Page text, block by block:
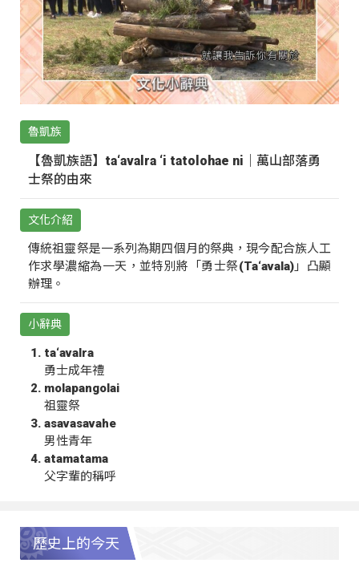
魯凱族
【魯凱族語】ta‘avalra ‘i tatolohae ni｜萬山部落勇
士祭的由來
文化介紹
傳統祖靈祭是一系列為期四個月的祭典，現今配合族人工
作求學濃縮為一天，並特別將「勇士祭(Ta‘avala)」凸顯
辦理。
小辭典
ta‘avalra
勇士成年禮
molapangolai
祖靈祭
asavasavahe
男性青年
atamatama
父字輩的稱呼
歷史上的今天